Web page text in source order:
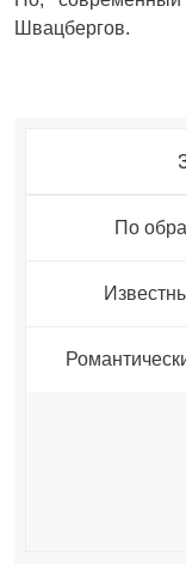
Швацбергов.
По